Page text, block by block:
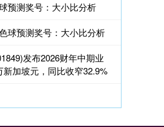
预测奖号：大小比分析
球预测奖号：大小比分析
发布2026财年中期业
加坡元，同比收窄32.9%